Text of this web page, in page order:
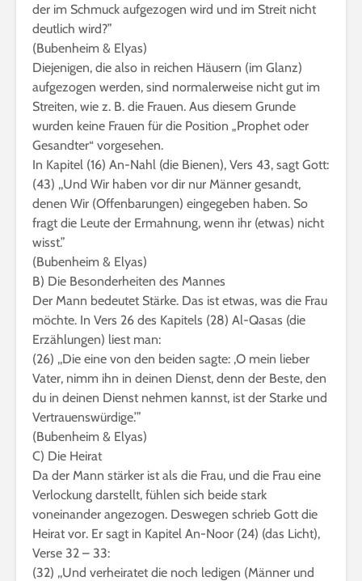
der im Schmuck aufgezogen wird und im Streit nicht
deutlich wird?”
(Bubenheim & Elyas)
Diejenigen, die also in reichen Häusern (im Glanz)
aufgezogen werden, sind normalerweise nicht gut im
Streiten, wie z. B. die Frauen. Aus diesem Grunde
wurden keine Frauen für die Position „Prophet oder
Gesandter“ vorgesehen.
In Kapitel (16) An-Nahl (die Bienen), Vers 43, sagt Gott:
(43) ,,Und Wir haben vor dir nur Männer gesandt,
denen Wir (Offenbarungen) eingegeben haben. So
fragt die Leute der Ermahnung, wenn ihr (etwas) nicht
wisst.”
(Bubenheim & Elyas)
B) Die Besonderheiten des Mannes
Der Mann bedeutet Stärke. Das ist etwas, was die Frau
möchte. In Vers 26 des Kapitels (28) Al-Qasas (die
Erzählungen) liest man:
(26) ,,Die eine von den beiden sagte: ,O mein lieber
Vater, nimm ihn in deinen Dienst, denn der Beste, den
du in deinen Dienst nehmen kannst, ist der Starke und
Vertrauenswürdige.’”
(Bubenheim & Elyas)
C) Die Heirat
Da der Mann stärker ist als die Frau, und die Frau eine
Verlockung darstellt, fühlen sich beide stark
voneinander angezogen. Deswegen schrieb Gott die
Heirat vor. Er sagt in Kapitel An-Noor (24) (das Licht),
Verse 32 – 33:
(32) ,,Und verheiratet die noch ledigen (Männer und